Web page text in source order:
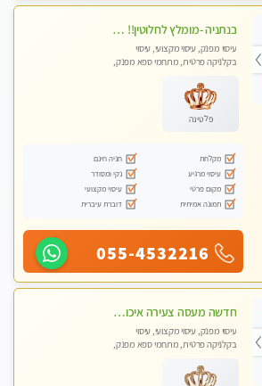
בנתניה -מומלץ לחלוטין!! כל סוגי העיסויים מעסה מקצועית ואיכותית פרטי!!!
עיסוי מפנק, עיסוי מקצועי, עיסוי
בקלניקה פרטית, מתחמי ספא מפנק,
פלטינה
מקלחת
חניה חינם
עיסוי מרגיע
נקי ומסודר
מקום פרטי
עיסוי מקצועי
תמונה אמיתית
דוברת עיברית
055-4532216
חדשה מעסה צעירה איכותית וקלאסית מזמינה אותך לעיסוי נעים מפנק ומרגיע . . . highly recommended..new in the city
עיסוי מפנק, עיסוי מקצועי, עיסוי
בקלניקה פרטית, מתחמי ספא מפנק,